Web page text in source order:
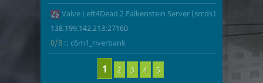
Valve Left4Dead 2 Falkenstein Server (srcds1002-fsn-
138.199.142.213:27160
0/8 :: c6m1_riverbank
2 3 4 5